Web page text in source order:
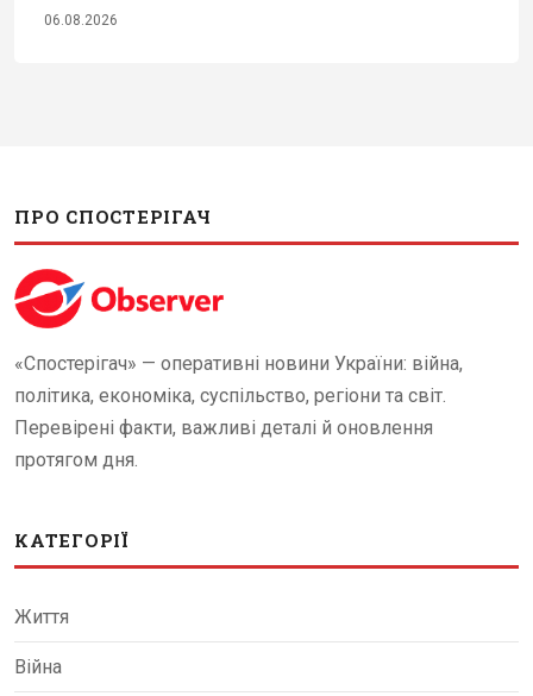
06.08.2026
ПРО СПОСТЕРІГАЧ
«Спостерігач» — оперативні новини України: війна,
політика, економіка, суспільство, регіони та світ.
Перевірені факти, важливі деталі й оновлення
протягом дня.
КАТЕГОРІЇ
Життя
Війна